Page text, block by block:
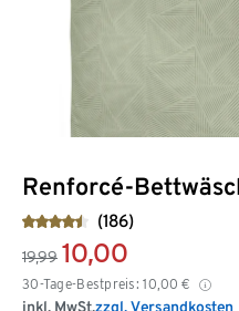
Renforcé-
(186)
19,99 10,00
30-Tage-Bestpreis: 10,00 €
inkl. MwSt.zzgl. Versandkosten